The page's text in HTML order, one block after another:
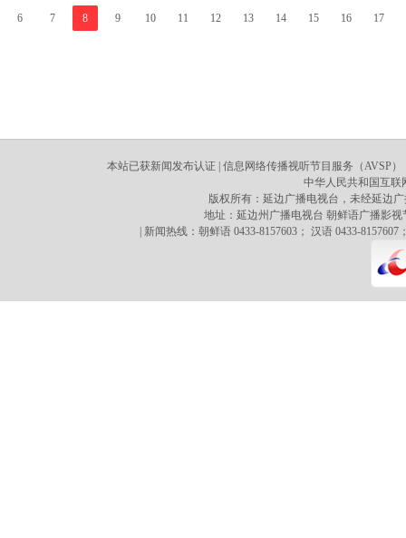
6 7 8 9 10 11 12 13 14 15 16 17
本站已获新闻发布认证 | 信息网络传播视听节目服务（AVSP）
中华人民共和国互联
版权所有：延边广播电视台，未经延边
地址：延边州广播电视台 朝鲜语广播影视
| 新闻热线：朝鲜语 0433-8157603； 汉语 0433-